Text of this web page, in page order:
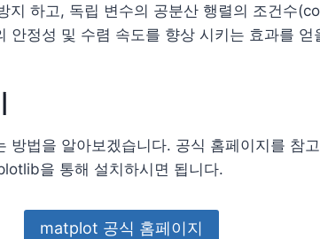
지 하고, 독립 변수의 공분산 행렬의 조건수
안정성 및 수렴 속도를 향상 시키는 효과를 얻
방법을 알아보겠습니다. 공식 홈페이지를 참
을 통해 설치하시면 됩니다.
matplot 공식 홈페이지